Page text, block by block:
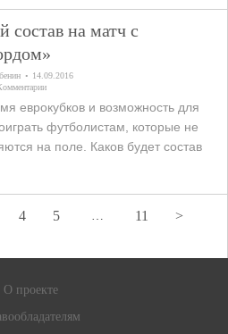
состав на матч с
14.09.2016
еврокубков и возможность для
футболистам, которые не
на поле. Каков будет состав
4 5 … 11 >
О проекте